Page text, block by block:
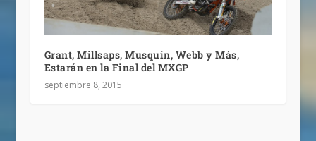
Grant, Millsaps, Musquin, Webb y Más,
Estarán en la Final del MXGP
septiembre 8, 2015